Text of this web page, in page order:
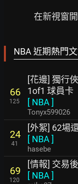
在新視窗
NBA 近期熱門
66
125
[花邊] 獨行
1of1 球員卡
[ NBA ]
Tonyx599026
24
41
[外絮] 62場
[ NBA ]
hasebe
69
120
[情報] 交易
[ NBA ]